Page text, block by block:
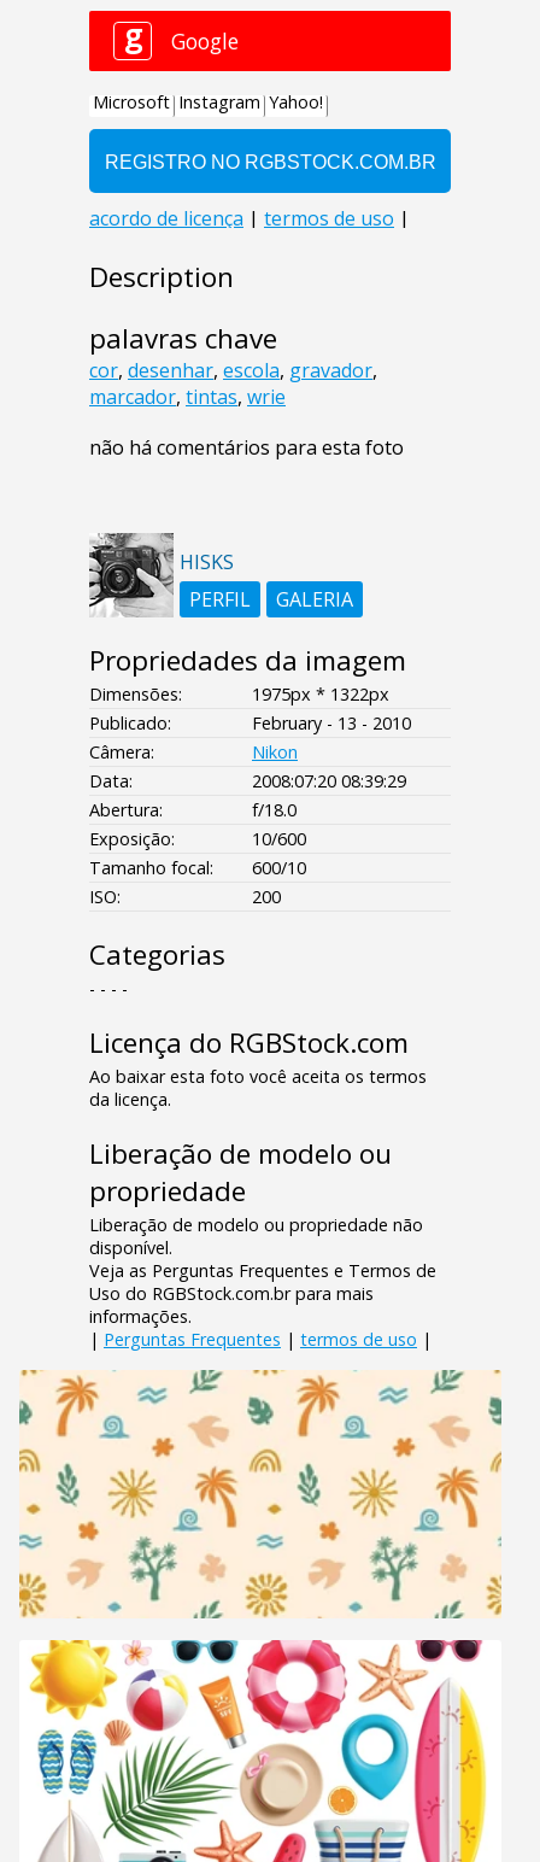
Description
palavras chave
cor, desenhar, escola, gravador,
marcador, tintas, wrie
não há comentários para esta foto
HISKS
PERFIL
GALERIA
Propriedades da imagem
Dimensões:
1975px * 1322px
Publicado:
February - 13 - 2010
Câmera:
Nikon
Data:
2008:07:20 08:39:29
Abertura:
f/18.0
Exposição:
10/600
Tamanho focal:
600/10
ISO:
200
Categorias
- - - -
Licença do RGBStock.com
Ao baixar esta foto você aceita os termos
da licença.
Liberação de modelo ou
propriedade
Liberação de modelo ou propriedade não
disponível.
Veja as Perguntas Frequentes e Termos de
Uso do RGBStock.com.br para mais
informações.
| Perguntas Frequentes | termos de uso |